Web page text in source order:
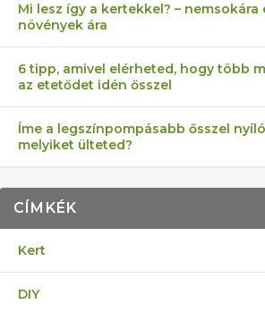
Mi lesz így a kertekkel? –
növények ára
6 tipp, amivel elérheted, hogy több
az etetődet idén ősszel
Íme a legszínpompásabb ősszel
melyiket ülteted?
CÍMKÉK
Kert
DIY